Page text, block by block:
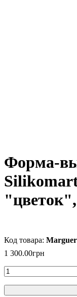
Форма-
1 300.00грн